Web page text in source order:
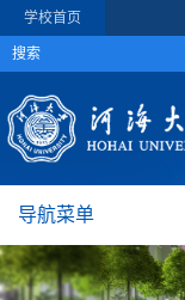
学校首页
导航菜单